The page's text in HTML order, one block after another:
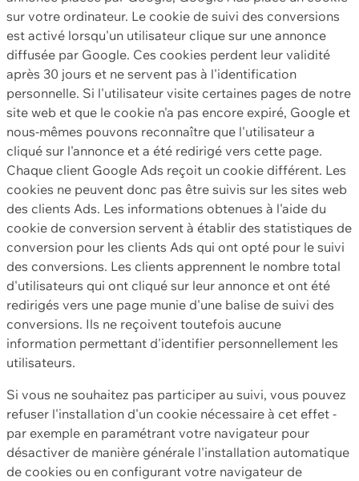
sur votre ordinateur. Le cookie de suivi des conversions
est activé lorsqu'un utilisateur clique sur une annonce
diffusée par Google. Ces cookies perdent leur validité
après 30 jours et ne servent pas à l'identification
personnelle. Si l'utilisateur visite certaines pages de notre
site web et que le cookie n'a pas encore expiré, Google et
nous-mêmes pouvons reconnaître que l'utilisateur a
cliqué sur l'annonce et a été redirigé vers cette page.
Chaque client Google Ads reçoit un cookie différent. Les
cookies ne peuvent donc pas être suivis sur les sites web
des clients Ads. Les informations obtenues à l'aide du
cookie de conversion servent à établir des statistiques de
conversion pour les clients Ads qui ont opté pour le suivi
des conversions. Les clients apprennent le nombre total
d'utilisateurs qui ont cliqué sur leur annonce et ont été
redirigés vers une page munie d'une balise de suivi des
conversions. Ils ne reçoivent toutefois aucune
information permettant d'identifier personnellement les
utilisateurs.
Si vous ne souhaitez pas participer au suivi, vous pouvez
refuser l'installation d'un cookie nécessaire à cet effet -
par exemple en paramétrant votre navigateur pour
désactiver de manière générale l'installation automatique
de cookies ou en configurant votre navigateur de